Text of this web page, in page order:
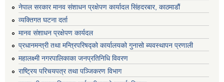
नेपाल सरकार मानव संशाधन प्रक्षेपण कार्यादल सिंहदरबार, काठमाडौं
व्यक्तिगत घटना दर्ता
मानव संशाधन प्रक्षेपण कार्यदल
प्रधानमन्त्री तथा मन्त्रिपरिषद्को कार्यालयको गुनासो ब्यवस्थापन प्रणाली
महालक्ष्मी नगरपालिकाका जनप्रतिनिधि विवरण
राष्ट्रिय परिचयपत्र तथा पञ्जिकरण विभाग